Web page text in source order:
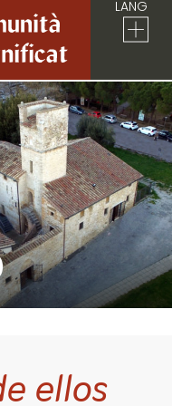
LANG
ellos